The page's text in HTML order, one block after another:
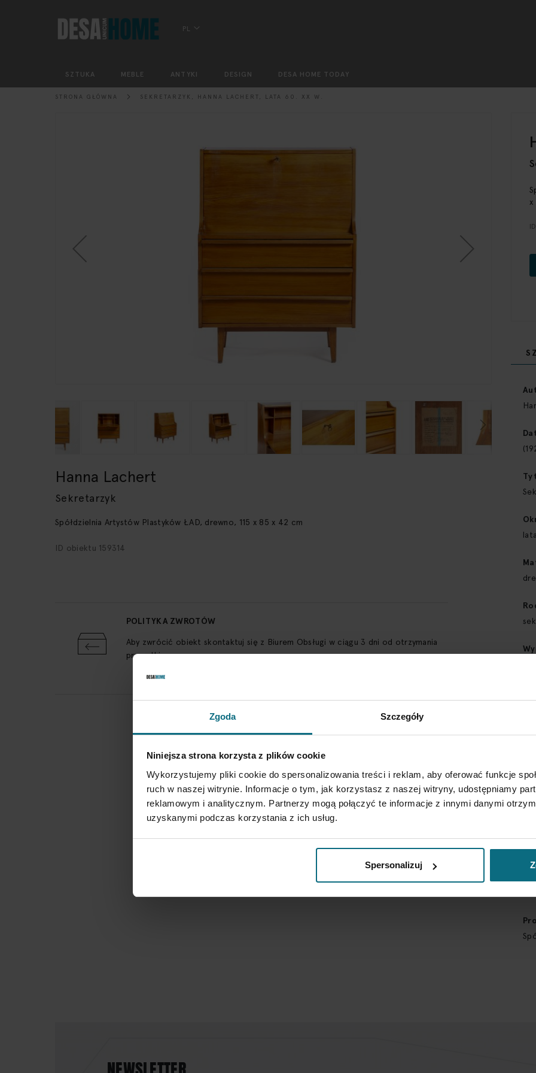
Zgoda Szczegóły
Niniejsza strona korzysta z plików cookie
Wykorzystujemy pliki cookie do spersonalizowania treści i reklam, aby oferować funkcje
ruch w naszej witrynie. Informacje o tym, jak korzystasz z naszej witryny, udostępniamy
reklamowym i analitycznym. Partnerzy mogą połączyć te informacje z innymi danymi
uzyskanymi podczas korzystania z ich usług.
Spersonalizuj
PL
SZTUKA MEBLE ANTYKI DESIGN DESA HOME TODAY
STRONA GŁÓWNA SEKRETARZYK, HANNA LACHERT, LATA 60. XX W.
na
galerii
Hanna Lachert
Sekretarzyk
Spółdzielnia Artystów Plastyków ŁAD, drewno, 115 x 85 x 42 cm
ID obiektu 159314
POLITYKA ZWROTÓW
Aby zwrócić obiekt skontaktuj się z Biurem Obsługi w ciągu 3 dni od otrzymania
przesyłki
x
Nie